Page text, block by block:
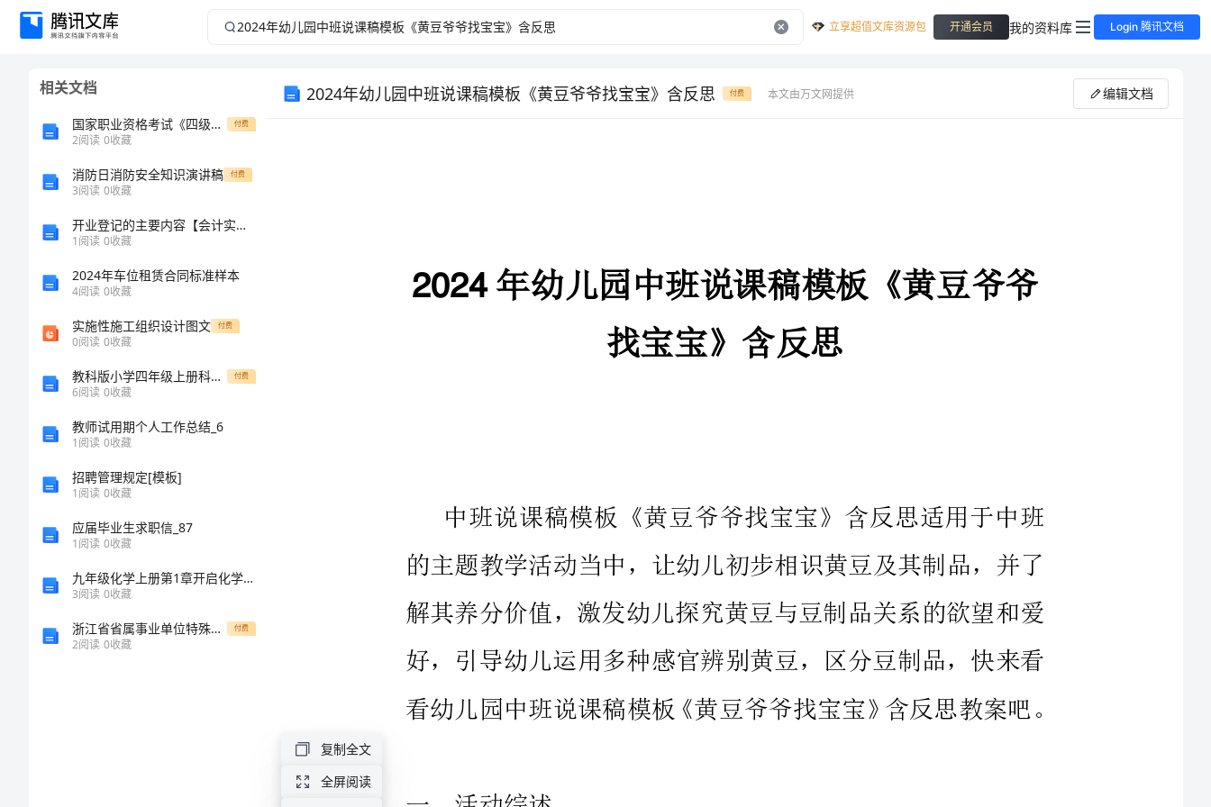
2024
《黄
立享超值文库资源包 开通会员 我的资料库 Login 腾讯文档
相关文档
国家职业资格考试《四级保育员(中级工)》综合检测试题C卷 含答案 付费
2阅读 0收藏
消防日消防安全知识演讲稿 付费
3阅读 0收藏
开业登记的主要内容【会计实务经验之谈】
1阅读 0收藏
2024年车位租赁合同标准样本
4阅读 0收藏
实施性施工组织设计图文 付费
0阅读 0收藏
教科版小学四年级上册科学知识点期末卷附答案（基础题） 付费
6阅读 0收藏
教师试用期个人工作总结_6
1阅读 0收藏
招聘管理规定[模板]
1阅读 0收藏
应届毕业生求职信_87
1阅读 0收藏
九年级化学上册第1章开启化学之门第1节化学给我们带来什么阅读材料：陶器的发明素材沪教版
3阅读 0收藏
浙江省省属事业单位特殊专业技术岗位招考强化训练卷第5卷 付费
2阅读 0收藏
2024年幼儿园中班说课稿模板《黄豆爷爷找宝宝》含反思 付费 本文由万文网提供 编辑文档
找宝宝》含反思
好，引导幼儿运用多种感官辨别黄豆，区分豆制品，快来看
看幼儿园中班说课稿模板《黄豆爷爷找宝宝》含反思教案吧。
一、活动综述
1、活动目标
复制全文
全屏阅读